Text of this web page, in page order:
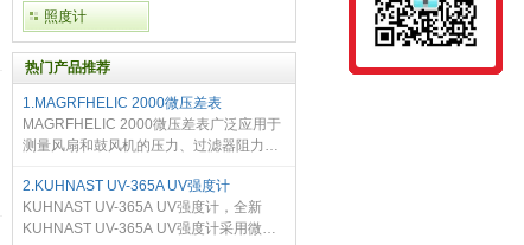
照度计
热门产品推荐
1.MAGRFHELIC 2000微压差表
MAGRFHELIC 2000微压差表广泛应用于
测量风扇和鼓风机的压力、过滤器阻力、
放大器或液压系统压力等。TE2000 压差
表同时也用于燃烧过程中的空气煤气比值
控制及自动阀控制，以及医疗保健设备中
2.KUHNAST UV-365A UV强度计
KUHNAST UV-365A UV强度计，全新
KUHNAST UV-365A UV强度计采用微电